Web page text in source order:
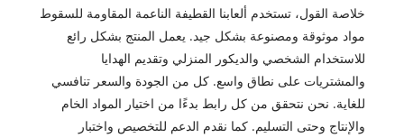
خلاصة القول، تستخدم ألعابنا القطيفة الناعمة المقاومة للسقوط
مواد موثوقة ومصنوعة بشكل جيد. يعمل المنتج بشكل رائع
للاستخدام الشخصي والديكور المنزلي وتقديم الهدايا
والمشتريات على نطاق واسع. كل من الجودة والسعر تنافسي
للغاية. نحن نتحقق من كل رابط بدءًا من اختيار المواد الخام
والإنتاج وحتى التسليم. كما نقدم الدعم للتخصيص واختبار